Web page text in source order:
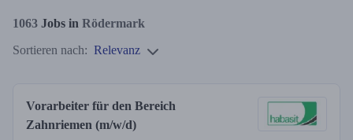
1063 Jobs in Rödermark
Sortieren nach: Relevanz
Vorarbeiter für den Bereich
Zahnriemen (m/w/d)